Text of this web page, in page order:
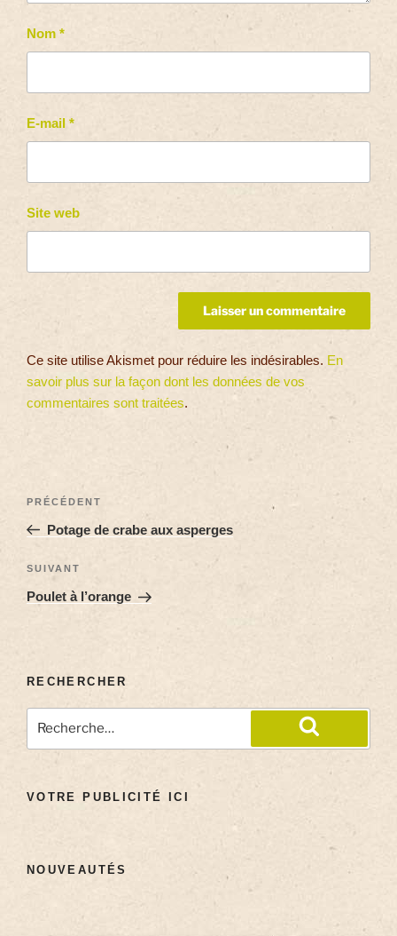
Nom *
E-mail *
Site web
Ce site utilise Akismet pour réduire les indésirables. En
savoir plus sur la façon dont les données de vos
commentaires sont traitées.
PRÉCÉDENT
Potage de crabe aux asperges
SUIVANT
Poulet à l’orange
RECHERCHER
VOTRE PUBLICITÉ ICI
NOUVEAUTÉS